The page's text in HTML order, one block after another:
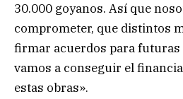
30.000 goyanos. Así que
comprometer, que distintos
firmar acuerdos para futuras
vamos a conseguir el
estas obras».